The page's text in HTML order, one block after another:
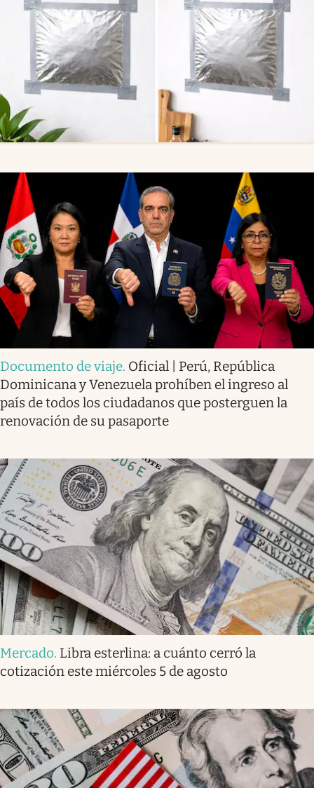
Documento de viaje. Oficial | Perú, República
Dominicana y Venezuela prohíben el ingreso al
país de todos los ciudadanos que posterguen la
renovación de su pasaporte
Mercado. Libra esterlina: a cuánto cerró la
cotización este miércoles 5 de agosto